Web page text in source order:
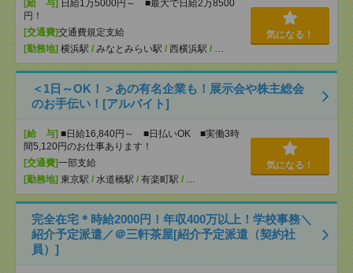
[給 与]
日給1万5000円～ ■最大で日給2万8500
円！
[交通費]交通費規定支給
[勤務地] 横浜駅 / みなとみらい駅 / 西横浜駅 / …
気になる！
＜1日～OK！＞あの有名企業も！展示会や株主総会
のお手伝い！[アルバイト]
[給 与] ■日給16,840円～ ■日払いOK ■実働3時
間5,120円のお仕事あります！
[交通費]一部支給
[勤務地] 東京駅 / 水道橋駅 / 有楽町駅 / …
気になる！
完全在宅＊時給2000円！年収400万以上！学校事務＼
紹介予定派遣／＠三軒茶屋[紹介予定派遣（契約社
員）]